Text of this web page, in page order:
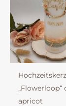
„Flowerloop“
apricot